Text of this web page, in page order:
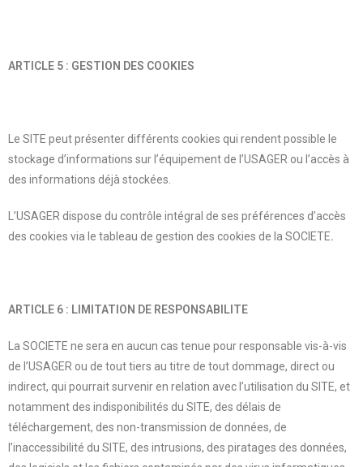
ARTICLE 5 : GESTION DES COOKIES
Le SITE peut présenter différents cookies qui rendent possible le
stockage d’informations sur l’équipement de l’USAGER ou l’accès à
des informations déjà stockées.
L’USAGER dispose du contrôle intégral de ses préférences d’accès
des cookies via le tableau de gestion des cookies de la SOCIETE.
ARTICLE 6 : LIMITATION DE RESPONSABILITE
La SOCIETE ne sera en aucun cas tenue pour responsable vis-à-vis
de l’USAGER ou de tout tiers au titre de tout dommage, direct ou
indirect, qui pourrait survenir en relation avec l’utilisation du SITE, et
notamment des indisponibilités du SITE, des délais de
téléchargement, des non-transmission de données, de
l’inaccessibilité du SITE, des intrusions, des piratages des données,